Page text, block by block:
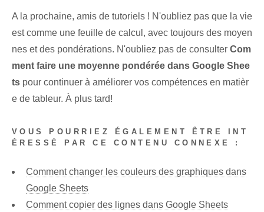
A la prochaine, amis de tutoriels ! N'oubliez pas que la vie
est comme une feuille de calcul, avec toujours des moyen
nes et des pondérations. N'oubliez pas de consulter Com
ment faire une moyenne pondérée dans Google Shee
ts pour continuer à améliorer vos compétences en matièr
e de tableur. À plus tard!
VOUS POURRIEZ ÉGALEMENT ÊTRE INT
ÉRESSÉ PAR CE CONTENU CONNEXE :
Comment changer les couleurs des graphiques dans
Google Sheets
Comment copier des lignes dans Google Sheets